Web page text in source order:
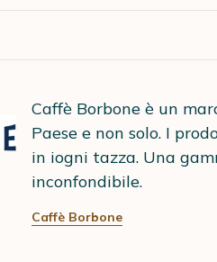
Caffè Borbone è un
Paese e non solo. I
in iogni tazza. Una
inconfondibile.
Caffè Borbone